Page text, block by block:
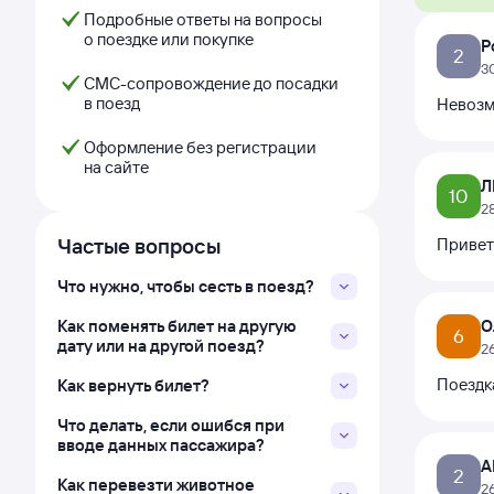
Подробные ответы на вопросы
о поездке или покупке
СМС-сопровождение до посадки
в поезд
Оформление без регистрации
на сайте
Частые вопросы
Что нужно, чтобы сесть в поезд?
Как поменять билет на другую
дату или на другой поезд?
Как вернуть билет?
Что делать, если ошибся при
вводе данных пассажира?
Как перевезти животное
2
10
6
2